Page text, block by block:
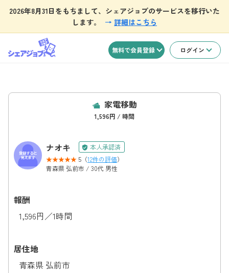
2026年8月31日をもちまして、シェアジョブのサービスを移行いた
します。
→ 詳細はこちら
無料で会員登録 ログイン
家電移動
1,596円 / 時間
ナオキ
本人承認済
5（12件の評価）
青森県 弘前市 / 30代 男性
報酬
1,596円／1時間
居住地
青森県 弘前市